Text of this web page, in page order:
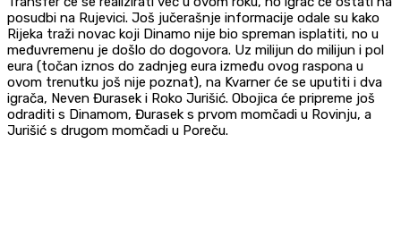
posudbi na Rujevici. Još jučerašnje informacije odale su kako
Rijeka traži novac koji Dinamo nije bio spreman isplatiti, no u
međuvremenu je došlo do dogovora. Uz milijun do milijun i pol
eura (točan iznos do zadnjeg eura između ovog raspona u
ovom trenutku još nije poznat), na Kvarner će se uputiti i dva
igrača, Neven Đurasek i Roko Jurišić. Obojica će pripreme još
odraditi s Dinamom, Đurasek s prvom momčadi u Rovinju, a
Jurišić s drugom momčadi u Poreču.